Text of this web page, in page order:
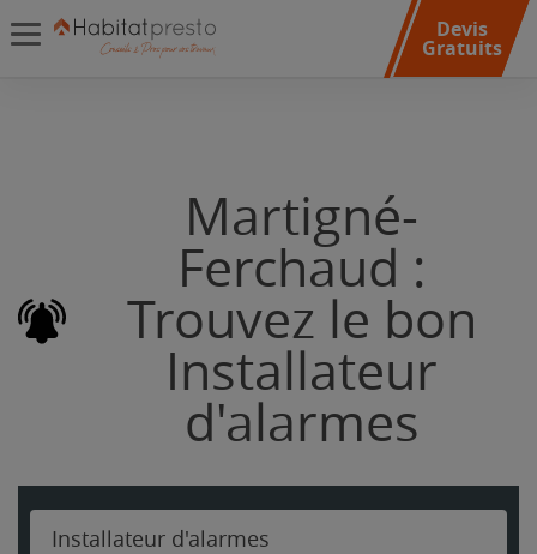
Devis
Gratuits
Martigné-
Ferchaud :
Trouvez le bon
Installateur
d'alarmes
Installateur d'alarmes